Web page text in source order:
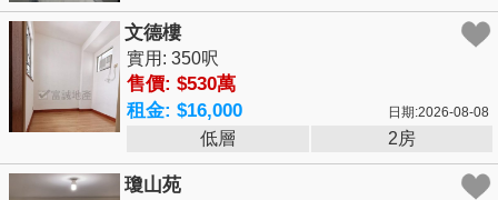
文德樓
實用: 350呎
售價: $530萬
租金: $16,000
日期:2026-08-08
低層 2房
瓊山苑